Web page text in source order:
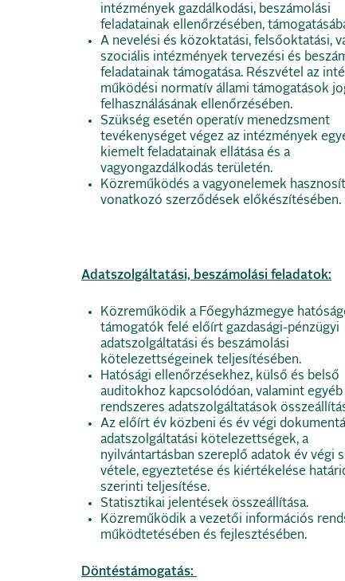
intézmények gazdálkodási, beszámolási
feladatainak ellenőrzésében,
A nevelési és közoktatási, felsőoktatási,
szociális intézmények tervezési és
feladatainak támogatása. Részvétel az
működési normatív állami támogatások
felhasználásának ellenőrzésében.
Szükség esetén operatív menedzsment
tevékenységet végez az intézmények
kiemelt feladatainak ellátása és a
vagyongazdálkodás területén.
Közreműködés a vagyonelemek
vonatkozó szerződések előkészítésében.
Adatszolgáltatási, beszámolási feladatok:
Közreműködik a Főegyházmegye
támogatók felé előírt gazdasági-pénzügyi
adatszolgáltatási és beszámolási
kötelezettségeinek teljesítésében.
Hatósági ellenőrzésekhez, külső és belső
auditokhoz kapcsolódóan, valamint egyéb
rendszeres adatszolgáltatások
Az előírt év közbeni és év végi
adatszolgáltatási kötelezettségek, a
nyilvántartásban szereplő adatok év végi
vétele, egyeztetése és kiértékelése
szerinti teljesítése.
Statisztikai jelentések összeállítása.
Közreműködik a vezetői információs
működtetésében és fejlesztésében.
Döntéstámogatás: